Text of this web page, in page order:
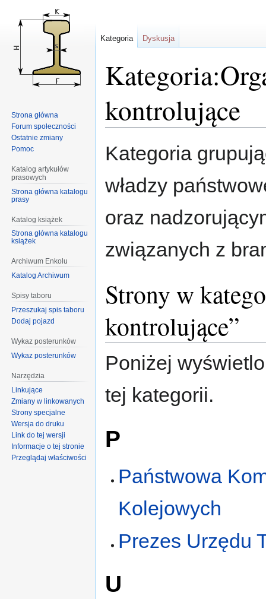
kontrolujące
do
do
Kategoria
władzy
oraz
związanych z
Strony w
kontrolujące”
Poniżej
tej kategorii.
P
Państwowa
Kolejowych
Prezes Urzędu
U
Kategoria Dyskusja
Strona główna
Forum społeczności
Ostatnie zmiany
Pomoc
Katalog artykułów
prasowych
Strona główna katalogu
prasy
Katalog książek
Strona główna katalogu
książek
Archiwum Enkolu
Katalog Archiwum
Spisy taboru
Przeszukaj spis taboru
Dodaj pojazd
Wykaz posterunków
Wykaz posterunków
Narzędzia
Linkujące
Zmiany w linkowanych
Strony specjalne
Wersja do druku
Link do tej wersji
Informacje o tej stronie
Przeglądaj właściwości